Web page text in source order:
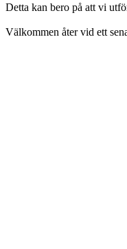
Detta kan bero på att vi
Välkommen åter vid ett